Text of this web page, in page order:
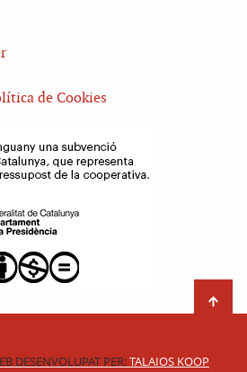
de Cookies
DESENVOLUPAT PER:TALAIOS KOOP